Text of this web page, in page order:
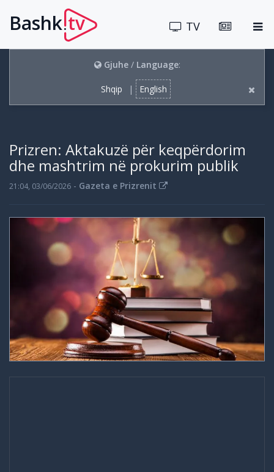
Bashk.tv TV
Gjuhe/ Language:
Shqip | English
Prizren: Aktakuzë për keqpërdorim
dhe mashtrim në prokurim publik
21:04, 03/06/2026 - Gazeta e Prizrenit